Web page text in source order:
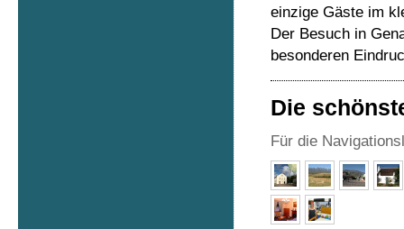
einzige Gäste im
Der Besuch in
besonderen
Die
Für die